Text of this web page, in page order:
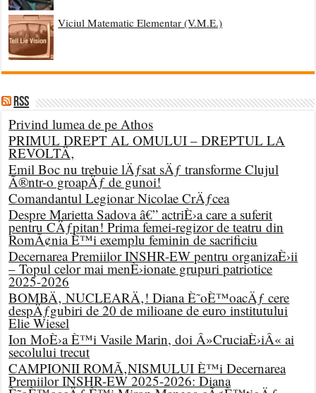
Viciul Matematic Elementar (V.M.E.)
RSS
Privind lumea de pe Athos
PRIMUL DREPT AL OMULUI – DREPTUL LA
REVOLTÄ‚
Emil Boc nu trebuie lÄƒsat sÄƒ transforme Clujul
Ã®ntr-o groapÄƒ de gunoi!
Comandantul Legionar Nicolae CrÄƒcea
Despre Marietta Sadova â€” actriÈ›a care a suferit
pentru CÄƒpitan! Prima femei-regizor de teatru din
RomÃ¢nia È™i exemplu feminin de sacrificiu
Decernarea Premiilor INSHR-EW pentru organizaÈ›ii
– Topul celor mai menÈ›ionate grupuri patriotice
2025-2026
BOMBÄ‚ NUCLEARÄ‚! Diana È˜oÈ™oacÄƒ cere
despÄƒgubiri de 20 de milioane de euro institutului
Elie Wiesel
Ion MoÈ›a È™i Vasile Marin, doi Â»CruciaÈ›iÂ« ai
secolului trecut
CAMPIONII ROMÃ‚NISMULUI È™i Decernarea
Premiilor INSHR-EW 2025-2026: Diana